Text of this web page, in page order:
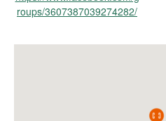
roups/3607387039274282/